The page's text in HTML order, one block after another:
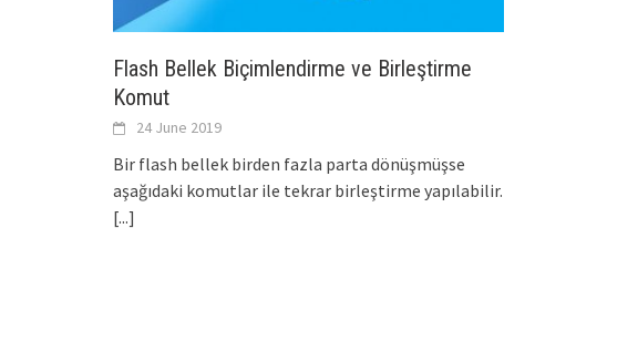
Flash Bellek Biçimlendirme ve Birleştirme
Komut
24 June 2019
Bir flash bellek birden fazla parta dönüşmüşse
aşağıdaki komutlar ile tekrar birleştirme yapılabilir.
[...]